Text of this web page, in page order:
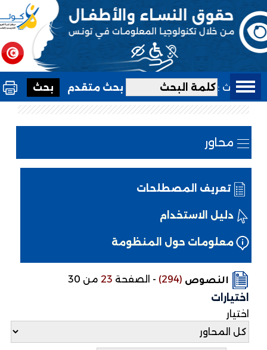
بحث : بحث متقدم
محاور
تعريف المصطلحات
دليل الاستخدام
معلومات حول المنظومة
النصوص (294)
-الصفحة23من 30
اختيارات
اختيار